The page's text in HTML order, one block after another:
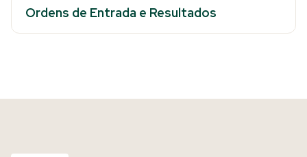
Ordens de Entrada e Resultados